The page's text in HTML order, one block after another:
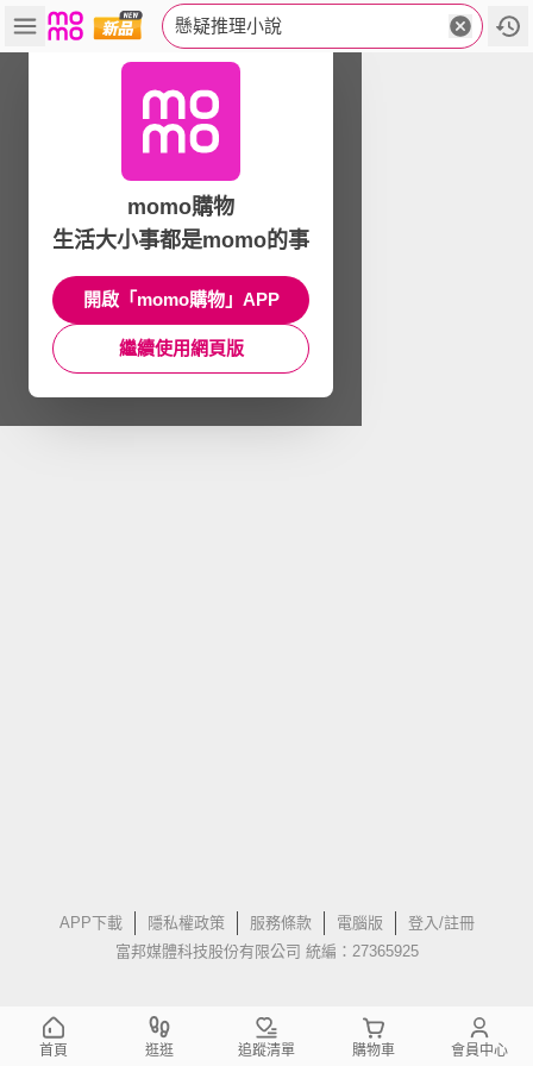
懸疑推理小說
APP下載 隱私權政策 服務條款 電腦版
登入/註冊
富邦媒體科技股份有限公司 統編：27365925
momo購物
生活大小事都是momo的事
開啟「momo購物」APP
繼續使用網頁版
首頁 逛逛 追蹤清單 購物車 會員中心